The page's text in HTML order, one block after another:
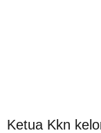
Ketua Kkn